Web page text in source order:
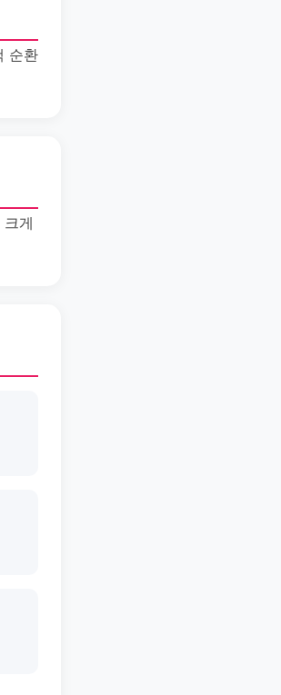
순환
게